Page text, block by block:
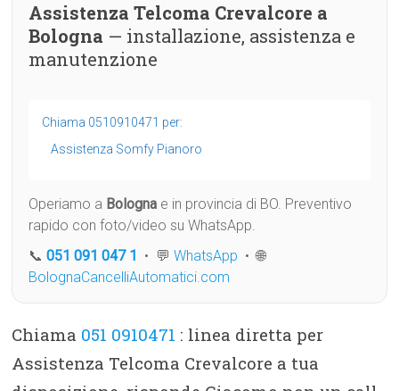
Assistenza Telcoma Crevalcore a
Bologna — installazione, assistenza e
manutenzione
Chiama 0510910471 per:
Assistenza Somfy Pianoro
Operiamo a Bologna e in provincia di BO. Preventivo
rapido con foto/video su WhatsApp.
📞051 091 047 1 • 💬WhatsApp • 🌐
BolognaCancelliAutomatici.com
Chiama 051 0910471 : linea diretta per
Assistenza Telcoma Crevalcore a tua